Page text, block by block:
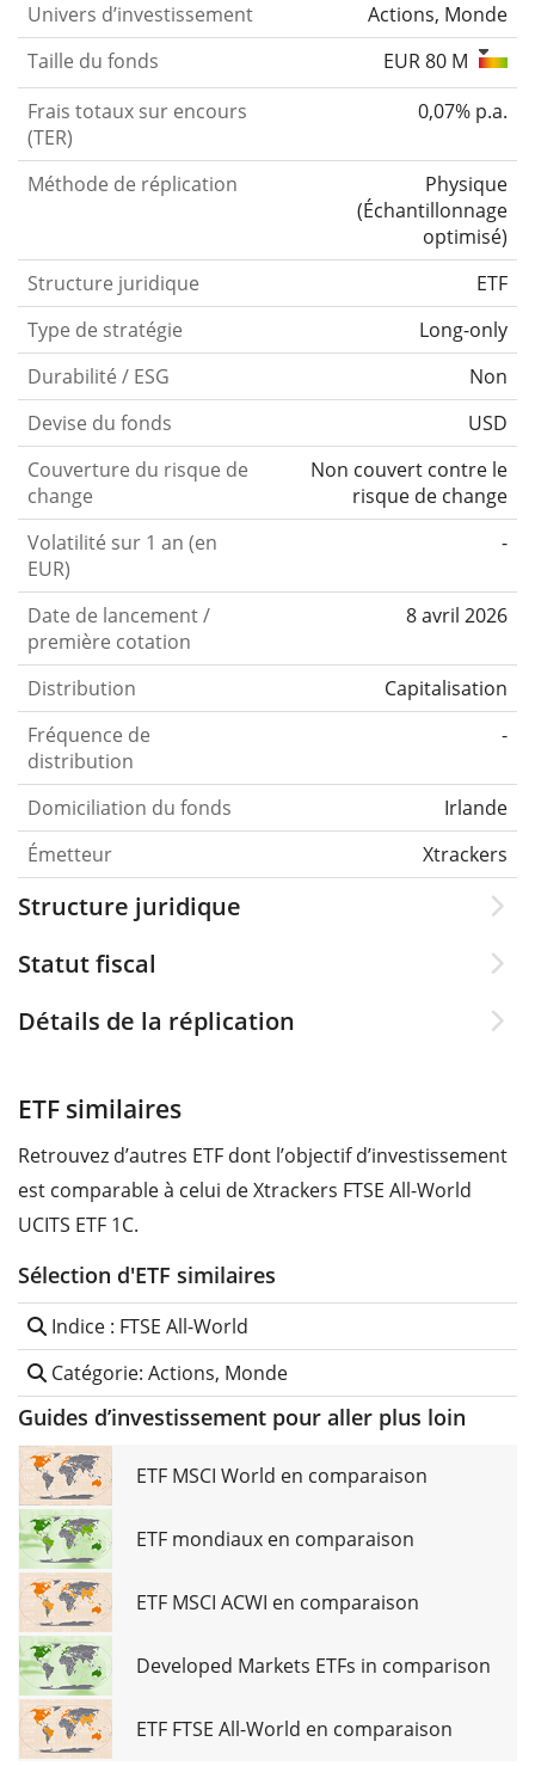
Univers d’investissement
Actions, Monde
Taille du fonds
EUR 80 M
Frais totaux sur encours
(TER)
0,07% p.a.
Méthode de réplication
Physique
(Échantillonnage
optimisé)
Structure juridique
ETF
Type de stratégie
Long-only
Durabilité / ESG
Non
Devise du fonds
USD
Couverture du risque de
change
Non couvert contre le
risque de change
Volatilité sur 1 an (en
EUR)
-
Date de lancement /
première cotation
8 avril 2026
Distribution
Capitalisation
Fréquence de
distribution
-
Domiciliation du fonds
Irlande
Émetteur
Xtrackers
Structure juridique
Statut fiscal
Détails de la réplication
ETF similaires
Retrouvez d’autres ETF dont l’objectif d’investissement
est comparable à celui de Xtrackers FTSE All-World
UCITS ETF 1C.
Sélection d'ETF similaires
Indice : FTSE All-World
Catégorie: Actions, Monde
Guides d’investissement pour aller plus loin
ETF MSCI World en comparaison
ETF mondiaux en comparaison
ETF MSCI ACWI en comparaison
Developed Markets ETFs in comparison
ETF FTSE All-World en comparaison